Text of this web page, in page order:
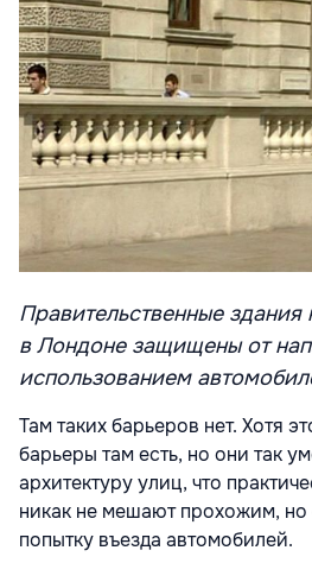
Правительственные здания
в Лондоне защищены от
использованием
Там таких барьеров нет. Хотя
барьеры там есть, но они так
архитектуру улиц, что
никак не мешают прохожим,
попытку въезда автомобилей.